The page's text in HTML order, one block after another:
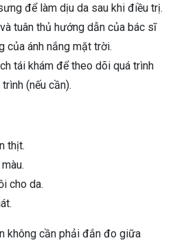
để làm dịu da sau khi điều trị.
tuân thủ hướng dẫn của bác sĩ
của ánh nắng mặt trời.
tái khám để theo dõi quá trình
(nếu cần).
thịt.
cho da.
không cần phải đắn đo giữa